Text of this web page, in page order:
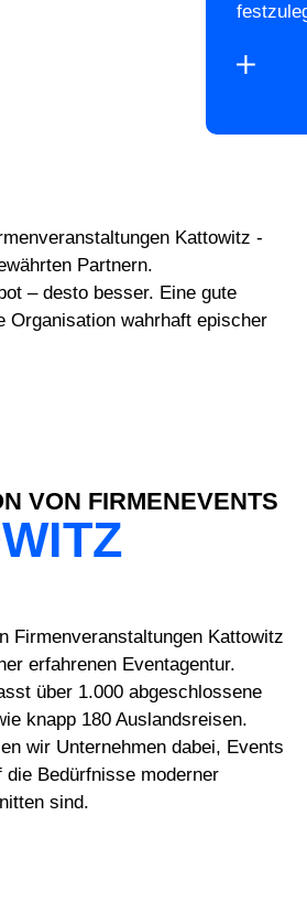
Kattowitz -
Partnern.
– desto besser. Eine gute
Organisation wahrhaft epischer
VON FIRMENEVENTS
Firmenveranstaltungen Kattowitz
erfahrenen Eventagentur.
über 1.000 abgeschlossene
knapp 180 Auslandsreisen.
wir Unternehmen dabei, Events
Bedürfnisse moderner
sind.